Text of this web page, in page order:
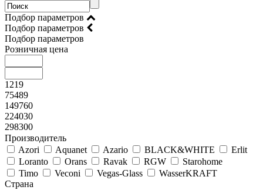
Подбор параметров
Подбор параметров
Подбор параметров
Розничная цена
1219
75489
149760
224030
298300
Производитель
Azori
Aquanet Azario BLACK&WHITE
Erlit
Loranto
Orans Ravak RGW
Starohome
Timo
Veconi Vegas-Glass
WasserKRAFT
Страна